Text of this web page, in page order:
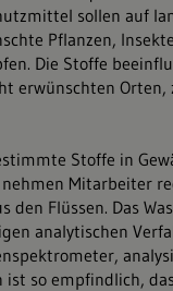
sollen auf
Pflanzen,
Die Stoffe
erwünschten Orten,
Stoffe in
nehmen Mitarbeiter
den Flüssen. Das
analytischen
ist so empfindlich,